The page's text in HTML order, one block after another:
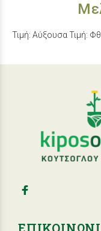
Τιμή: ΑύξουσαΤιμή: